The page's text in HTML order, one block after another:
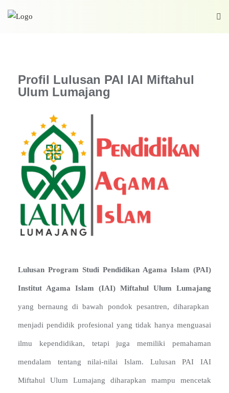
Profil Lulusan PAI IAI Miftahul
Ulum Lumajang
Lulusan Program Studi Pendidikan Agama Islam (PAI)
Institut Agama Islam (IAI) Miftahul Ulum Lumajang
yang bernaung di bawah pondok pesantren, diharapkan
menjadi pendidik profesional yang tidak hanya menguasai
ilmu kependidikan, tetapi juga memiliki pemahaman
mendalam tentang nilai-nilai Islam. Lulusan PAI IAI
Miftahul Ulum Lumajang diharapkan mampu mencetak